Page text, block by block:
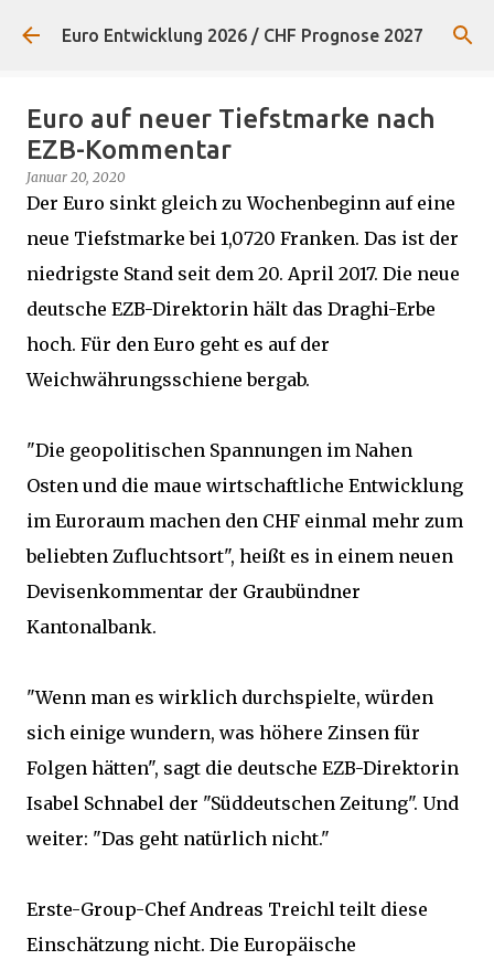
Direkt zum Hauptbereich
Euro Entwicklung 2026 / CHF Prognose 2027
Euro auf neuer Tiefstmarke nach
EZB-Kommentar
Januar 20, 2020
Der Euro sinkt gleich zu Wochenbeginn auf eine
neue Tiefstmarke bei 1,0720 Franken. Das ist der
niedrigste Stand seit dem 20. April 2017. Die neue
deutsche EZB-Direktorin hält das Draghi-Erbe
hoch. Für den Euro geht es auf der
Weichwährungsschiene bergab.
"Die geopolitischen Spannungen im Nahen
Osten und die maue wirtschaftliche Entwicklung
im Euroraum machen den CHF einmal mehr zum
beliebten Zufluchtsort", heißt es in einem neuen
Devisenkommentar der Graubündner
Kantonalbank.
"Wenn man es wirklich durchspielte, würden
sich einige wundern, was höhere Zinsen für
Folgen hätten", sagt die deutsche EZB-Direktorin
Isabel Schnabel der "Süddeutschen Zeitung". Und
weiter: "Das geht natürlich nicht."
Erste-Group-Chef Andreas Treichl teilt diese
Einschätzung nicht. Die Europäische